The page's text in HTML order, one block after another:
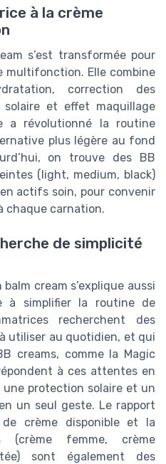
à la crème
s’est transformée pour
multifonction. Elle combine
correction des
et effet maquillage
a révolutionné la routine
plus légère au fond
on trouve des BB
(light, medium, black)
actifs soin, pour convenir
chaque carnation.
de simplicité
cream s’explique aussi
à simplifier la routine de
recherchent des
utiliser au quotidien, et qui
creams, comme la Magic
à ces attentes en
protection solaire et un
un seul geste. Le rapport
crème disponible et la
(crème femme, crème
sont également des